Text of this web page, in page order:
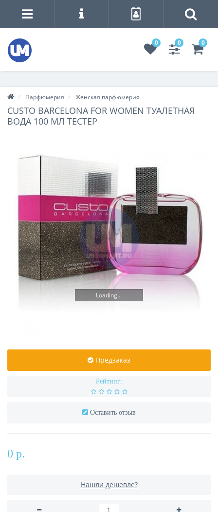
0 0 0
Парфюмерия Женская парфюмерия
CUSTO BARCELONA FOR WOMEN ТУАЛЕТНАЯ
ВОДА 100 МЛ ТЕСТЕР
Loading...
Предзаказ
Рейтинг:
Оставить отзыв
0 р.
Нашли дешевле?